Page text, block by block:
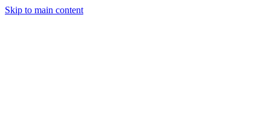
Skip to main content